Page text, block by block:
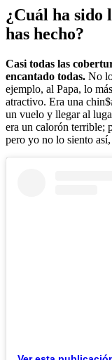
¿Cuál ha sido
has hecho?
Casi todas las
encantado todas. No
ejemplo, al Papa, lo
atractivo. Era una
un vuelo y llegar al
era un calorón terrible;
pero yo no lo siento